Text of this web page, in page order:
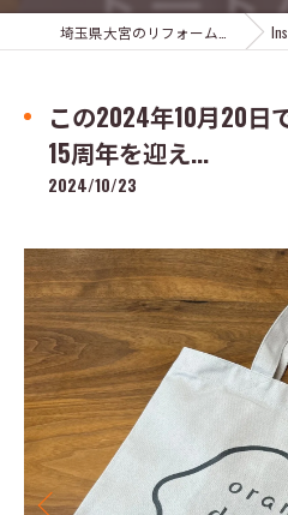
Instagram
この2024年10月20日
15周年を迎え...
2024/10/23